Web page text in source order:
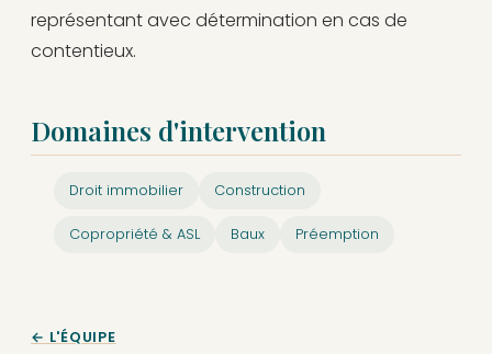
représentant avec détermination en cas de
contentieux.
Domaines d'intervention
Droit immobilier Construction
Copropriété & ASL Baux Préemption
← L'ÉQUIPE